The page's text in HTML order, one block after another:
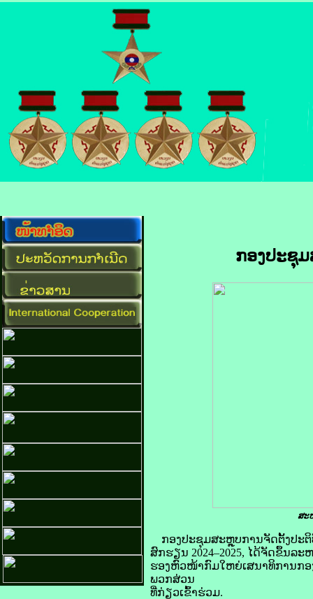
ກອງປະຊຸ
ສະ
ກອງປະຊຸມສະຫຼຸບການຈັດຕັ້ງປະ
ສົກຮຽນ 2024–2025, ໄດ້ຈັດຂຶ້ນລ
ຮອງຫົວໜ້າກົມໃຫຍ່ເສນາທິການກ
ພວກສ່ວນ
ທີ່ກ່ຽວເຂົ້າຮ່ວມ.